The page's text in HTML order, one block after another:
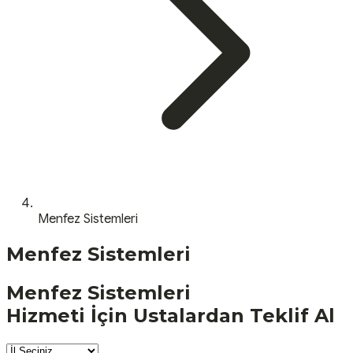
Menfez Sistemleri
Menfez Sistemleri
Menfez Sistemleri
Hizmeti İçin Ustalardan Teklif Al